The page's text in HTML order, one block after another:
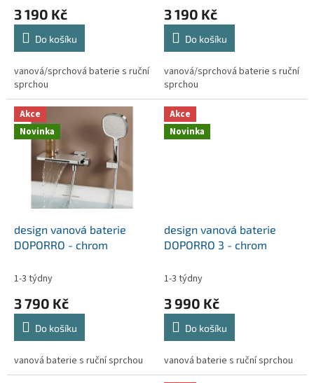
produktu
5,0
5
hvězdiček.
3 190 Kč
Do košíku
vanová/sprchová baterie s ruční
sprchou
produktu
5,0
5
hvězdiček.
3 190 Kč
Do košíku
vanová/sprchová baterie s ruční
sprchou
Akce
Novinka
design vanová baterie
DOPORRO - chrom
1-3 týdny
3 790 Kč
Do košíku
vanová baterie s ruční sprchou
Akce
Novinka
design vanová baterie
DOPORRO 3 - chrom
1-3 týdny
3 990 Kč
Do košíku
vanová baterie s ruční sprchou